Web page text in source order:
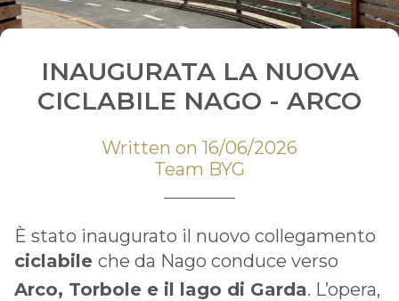
INAUGURATA LA NUOVA
CICLABILE NAGO - ARCO
Written on 16/06/2026
Team BYG
È stato inaugurato il nuovo collegamento
ciclabile che da Nago conduce verso
Arco, Torbole e il lago di Garda. L’opera,